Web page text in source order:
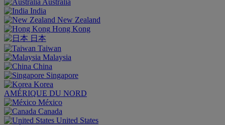
Australia
India
New Zealand
Hong Kong
日本
Taiwan
Malaysia
China
Singapore
Korea
AMÉRIQUE DU NORD
México
Canada
United States